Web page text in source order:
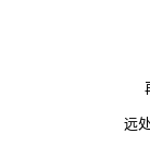
远